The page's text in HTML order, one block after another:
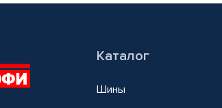
Каталог
Шины